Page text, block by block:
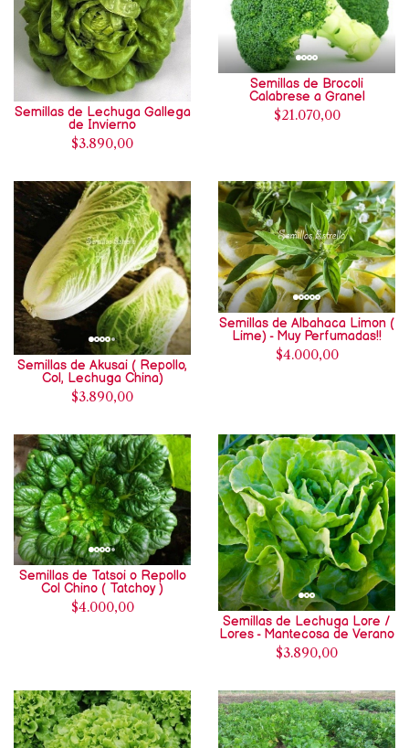
Semillas de Lechuga Gallega
de Invierno
$3.890,00
Semillas de Brocoli
Calabrese a Granel
$21.070,00
Semillas de Akusai ( Repollo,
Col, Lechuga China)
$3.890,00
Semillas de Albahaca Limon (
Lime) - Muy Perfumadas!!
$4.000,00
Semillas de Tatsoi o Repollo
Col Chino ( Tatchoy )
$4.000,00
Semillas de Lechuga Lore /
Lores - Mantecosa de Verano
$3.890,00